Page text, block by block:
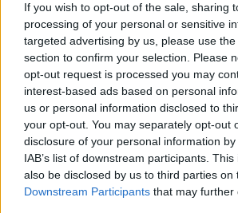
If you wish to opt-out of the sale, sharing
processing of your personal or sensitive
targeted advertising by us, please use
section to confirm your selection. Please
opt-out request is processed you may
interest-based ads based on personal
us or personal information disclosed to
your opt-out. You may separately opt-out
disclosure of your personal information
IAB’s list of downstream participants.
also be disclosed by us to third parties on
Downstream Participants that may further
ευνοϊκή με αυτήν που επιφυλάσσουν για
τις υπηρεσίες και τους οικονομικούς
Β. Οικονομικός φορέας συμμετέχει είτε
μέλος ένωσης. Οι ενώσεις οικονομικών
συμπεριλαμβανομένων και των
δεν απαιτείται να περιβληθούν
για την υποβολή προσφοράς. Ο αναθέτων
απαιτήσει από τις ενώσεις οικονομικών
περιβληθούν συγκεκριμένη νομική
ανατεθεί η σύμβαση.